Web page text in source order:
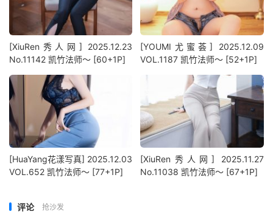
[XiuRen秀人网] 2025.12.23
No.11142 凯竹法师～ [60+1P]
[YOUMI尤蜜荟] 2025.12.09
VOL.1187 凯竹法师～ [52+1P]
[HuaYang花漾写真] 2025.12.03
VOL.652 凯竹法师～ [77+1P]
[XiuRen秀人网] 2025.11.27
No.11038 凯竹法师～ [67+1P]
评论 抢沙发